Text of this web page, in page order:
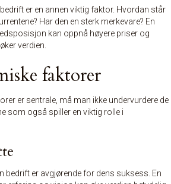
er en annen viktig faktor. Hvordan står
Har den en sterk merkevare? En
kan oppnå høyere priser og
verdien.
faktorer
er sentrale, må man ikke undervurdere de
som også spiller en viktig rolle i
bedrift er avgjørende for dens suksess. En